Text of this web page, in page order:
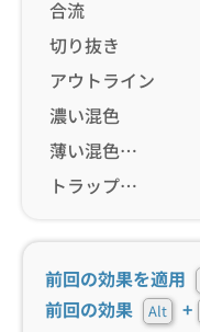
前回の効果を適用
前回の効果 Alt +
合流
切り抜き
アウトライン
濃い混色
薄い混色…
トラップ…